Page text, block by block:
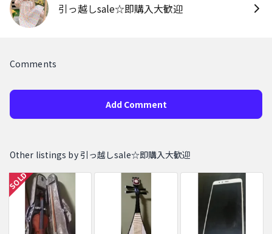
引っ越しsale☆即購入大歓迎
Comments
Add Comment
Other listings by 引っ越しsale☆即購入大歓迎
SOLD